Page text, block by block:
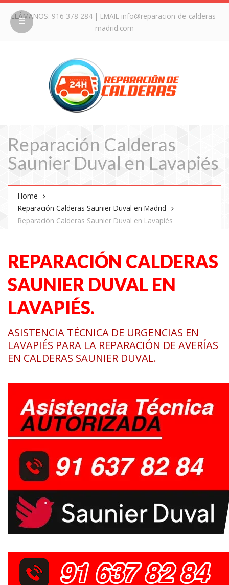
LLÁMANOS: 916 378 284| EMAIL info@reparacion-de-calderas-
madrid.com
Reparación Calderas
Saunier Duval en Lavapiés
Home
Reparación Calderas Saunier Duval en Madrid
Reparación Calderas Saunier Duval en Lavapiés
REPARACIÓN CALDERAS
SAUNIER DUVAL EN
LAVAPIÉS.
ASISTENCIA TÉCNICA DE URGENCIAS EN
LAVAPIÉS PARA LA REPARACIÓN DE AVERÍAS
EN CALDERAS SAUNIER DUVAL.